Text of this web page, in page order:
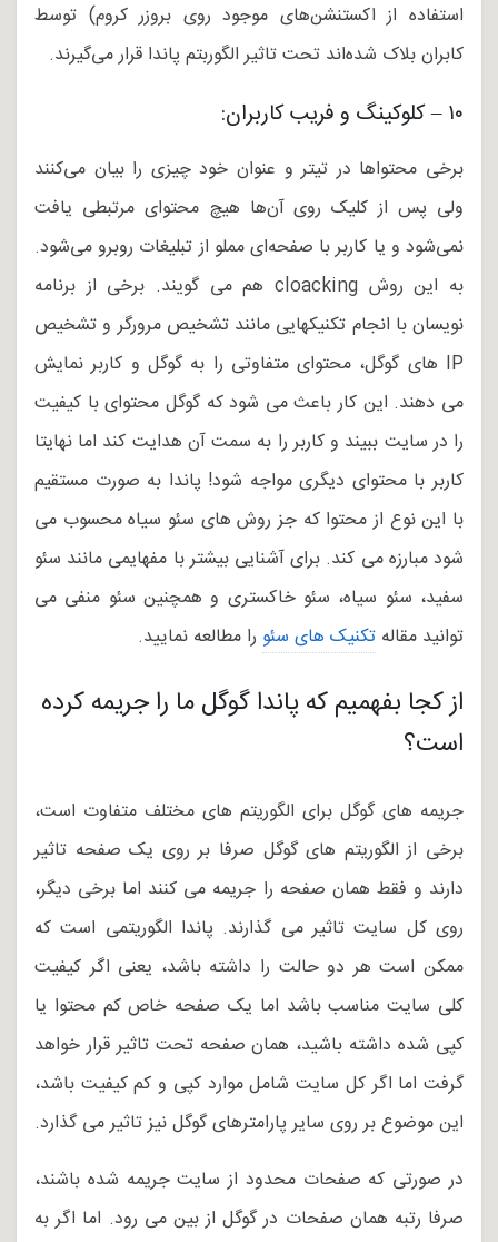
استفاده از اکستنشن‌های موجود روی بروزر کروم) توسط
کابران بلاک شده‌اند تحت تاثیر الگوربتم پاندا قرار می‌گیرند.
۱۰ – کلوکینگ و فریب کاربران:
برخی محتواها در تیتر و عنوان خود چیزی را بیان می‌کنند
ولی پس از کلیک روی آن‌ها هیچ محتوای مرتبطی یافت
نمی‌شود و یا کاربر با صفحه‌ای مملو از تبلیغات روبرو می‌شود.
به این روش cloacking هم می گویند. برخی از برنامه
نویسان با انجام تکنیکهایی مانند تشخیص مرورگر و تشخیص
IP های گوگل، محتوای متفاوتی را به گوگل و کاربر نمایش
می دهند. این کار باعث می شود که گوگل محتوای با کیفیت
را در سایت ببیند و کاربر را به سمت آن هدایت کند اما نهایتا
کاربر با محتوای دیگری مواجه شود! پاندا به صورت مستقیم
با این نوع از محتوا که جز روش های سئو سیاه محسوب می
شود مبارزه می کند. برای آشنایی بیشتر با مفهایمی مانند سئو
سفید، سئو سیاه، سئو خاکستری و همچنین سئو منفی می
توانید مقاله تکنیک های سئو را مطالعه نمایید.
از کجا بفهمیم که پاندا گوگل ما را جریمه کرده
است؟
جریمه های گوگل برای الگوریتم های مختلف متفاوت است،
برخی از الگوریتم های گوگل صرفا بر روی یک صفحه تاثیر
دارند و فقط همان صفحه را جریمه می کنند اما برخی دیگر،
روی کل سایت تاثیر می گذارند. پاندا الگوریتمی است که
ممکن است هر دو حالت را داشته باشد، یعنی اگر کیفیت
کلی سایت مناسب باشد اما یک صفحه خاص کم محتوا یا
کپی شده داشته باشید، همان صفحه تحت تاثیر قرار خواهد
گرفت اما اگر کل سایت شامل موارد کپی و کم کیفیت باشد،
این موضوع بر روی سایر پارامترهای گوگل نیز تاثیر می گذارد.
در صورتی که صفحات محدود از سایت جریمه شده باشند،
صرفا رتبه همان صفحات در گوگل از بین می رود. اما اگر به